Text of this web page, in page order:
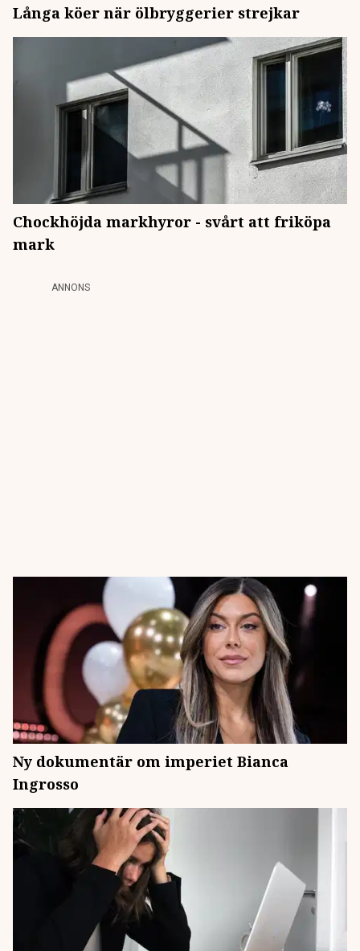
Långa köer när ölbryggerier strejkar
Chockhöjda markhyror - svårt att friköpa
mark
ANNONS
Ny dokumentär om imperiet Bianca
Ingrosso